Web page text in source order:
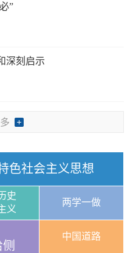
”
深刻启示
色社会主义思想
史
义
两学一做
中国道路